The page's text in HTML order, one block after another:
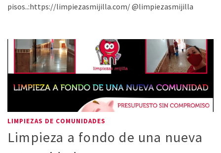
pisos..:https://limpiezasmijilla.com/ @limpiezasmijilla
LIMPIEZAS DE COMUNIDADES
Limpieza a fondo de una nueva